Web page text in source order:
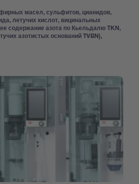
масел, сульфитов, цианидов,
летучих кислот, вицинальных
содержание азота по Кьельдалю TKN,
азотистых оснований TVBN),